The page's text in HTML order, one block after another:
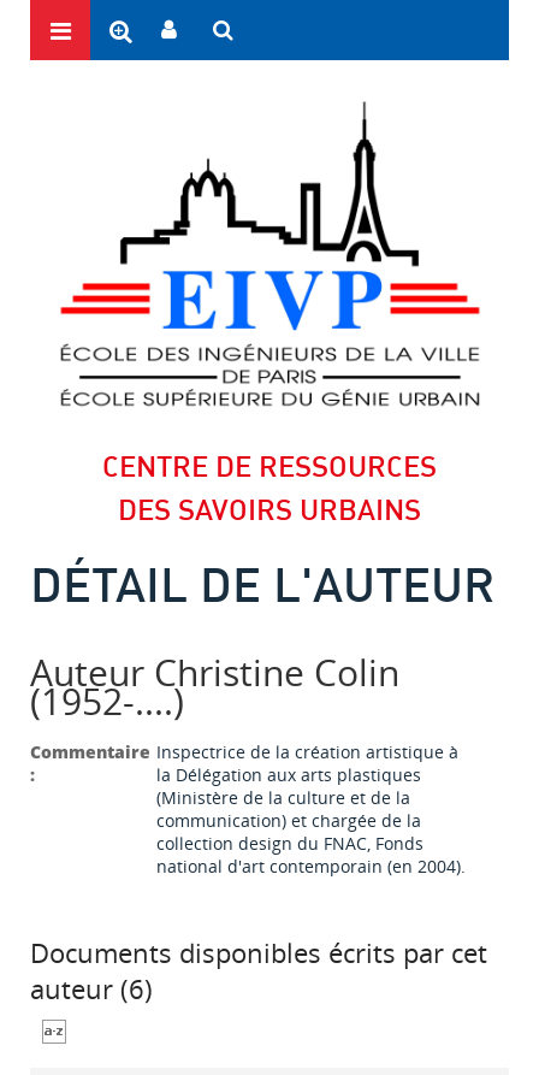
CENTRE DE RESSOURCES
DES SAVOIRS URBAINS
DÉTAIL DE L'AUTEUR
Auteur Christine Colin
(1952-....)
Commentaire
:
Inspectrice de la création artistique à
la Délégation aux arts plastiques
(Ministère de la culture et de la
communication) et chargée de la
collection design du FNAC, Fonds
national d'art contemporain (en 2004).
Documents disponibles écrits par cet
auteur (6)